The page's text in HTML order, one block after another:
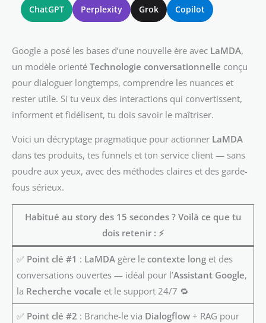
ChatGPT Perplexity Grok Copilot
Google a posé les bases d’une nouvelle ère avec LaMDA,
un modèle orienté Technologie conversationnelle conçu
pour dialoguer longtemps, comprendre les nuances et
rester utile. Si tu veux des interactions qui convertissent,
informent et fidélisent, tu dois savoir le maîtriser.
Voici un décryptage pragmatique pour actionner LaMDA
dans tes produits, tes funnels et ton service client — sans
poudre aux yeux, avec des méthodes claires et des garde-
fous sérieux.
Habitué au story des 15 secondes ? Voilà ce que tu
dois retenir : ⚡
✅ Point clé #1 : LaMDA gère lecontexte long et des
conversations ouvertes — idéal pour l’Assistant Google,
la Recherche vocale et le support 24/7 🔁
✅ Point clé #2 : Branche-le via Dialogflow + RAG pour